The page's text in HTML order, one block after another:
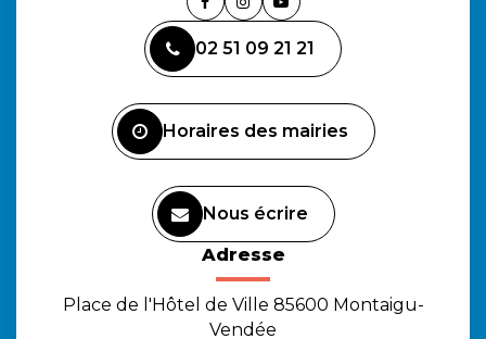
Lien
le
compte
Lien
le
compte
Lien
la
chaîne
02 51 09 21 21
Horaires des mairies
Nous écrire
Adresse
Place de l'Hôtel de Ville 85600 Montaigu-
Vendée